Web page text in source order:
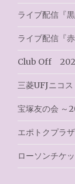
ライブ配信『
ライブ配信『
Club Off
三菱UFJニコ
宝塚友の会 ～
エポトクプラ
ローソンチケ